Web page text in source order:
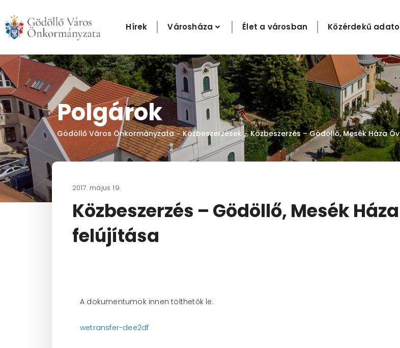
content
Hírek Városháza Élet a városban Közérdekű
Polgárok
Gödöllő Város Önkormányzata - Közbeszerzések - Közbeszerzés – Gödöllő, Mesék Háza
2017. május 19.
Közbeszerzés – Gödöllő, Mesék
felújítása
A dokumentumok innen tölthetők le:
wetransfer-dee2df